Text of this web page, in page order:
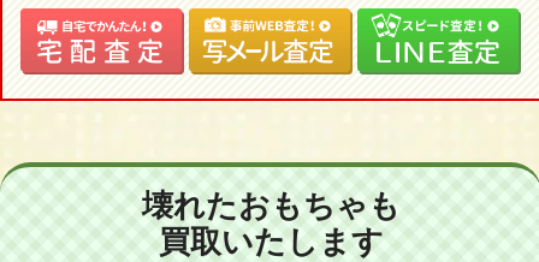
壊れたおもちゃも
買取いたします